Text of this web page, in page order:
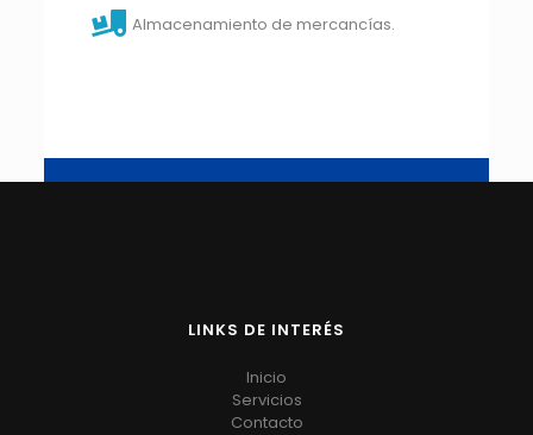
Almacenamiento de mercancías.
LINKS DE INTERÉS
Inicio
Servicios
Contacto